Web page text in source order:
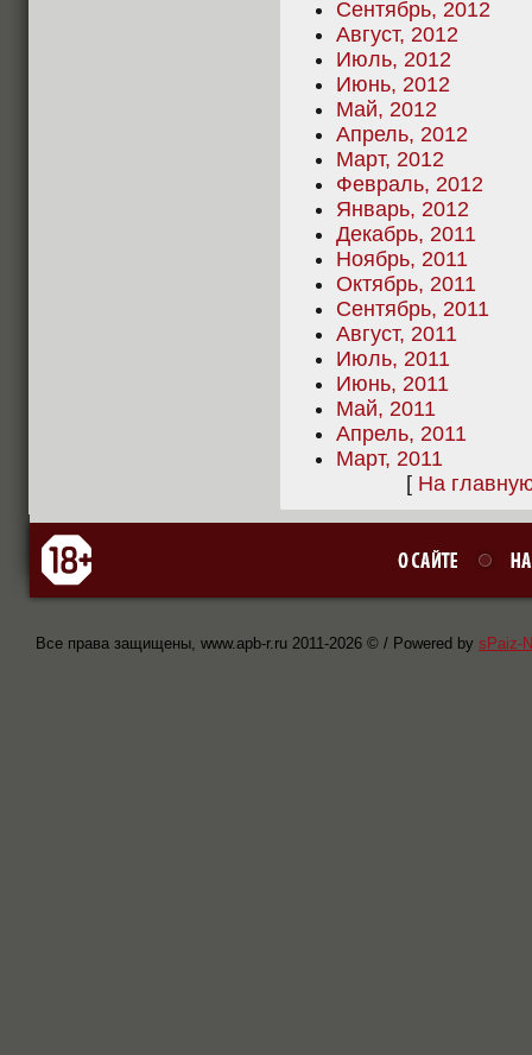
Сентябрь, 2012
Август, 2012
Июль, 2012
Июнь, 2012
Май, 2012
Апрель, 2012
Март, 2012
Февраль, 2012
Январь, 2012
Декабрь, 2011
Ноябрь, 2011
Октябрь, 2011
Сентябрь, 2011
Август, 2011
Июль, 2011
Июнь, 2011
Май, 2011
Апрель, 2011
Март, 2011
[ На
Все права защищены, www.apb-r.ru 2011-2026 © / Powered by sPaiz-